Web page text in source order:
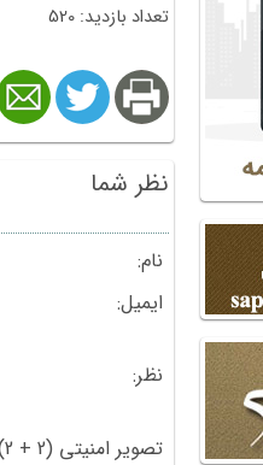
تعداد بازدید: 520
نظر شما
نام:
ایمیل:
نظر:
تصویر امنیتی (2 + 2) :